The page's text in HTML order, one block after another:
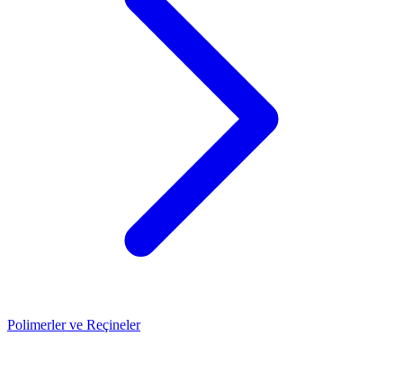
Polimerler ve Reçineler